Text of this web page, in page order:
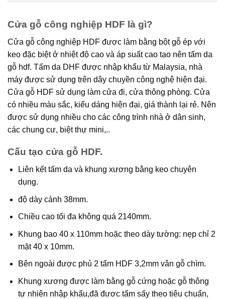
Cửa gỗ công nghiệp HDF là gì?
Cửa gỗ công nghiệp HDF được làm bằng bột gỗ ép với
keo đặc biệt ở nhiệt độ cao và áp suất cao tạo nên tấm da
gỗ hdf. Tấm da DHF được nhập khẩu từ Malaysia, nhà
máy được sử dụng trên dây chuyền công nghệ hiện đại.
Cửa gỗ HDF sử dụng làm cửa đi, cửa thông phòng. Cửa
có nhiều màu sắc, kiểu dáng hiện đại, giá thành lại rẻ. Nên
được sử dụng nhiều cho các công trình nhà ở dân sinh,
các chung cư, biệt thự mini,..
Cấu tạo cửa gỗ HDF.
Liên kết tấm da và khung xương bằng keo chuyên
dụng.
độ dày cánh 38mm.
Chiều cao tối đa không quá 2140mm.
Khung bao 40 x 110mm hoặc theo dày tường: nẹp chỉ 2
mặt 40 x 10mm.
Bên ngoài được phủ 2 tấm HDF 3,2mm vân gỗ chìm.
Khung xương được làm bằng gỗ cứng hoặc gỗ thông
tự nhiên nhập khẩu,đã đươc tẩm sấy theo tiêu chuẩn,